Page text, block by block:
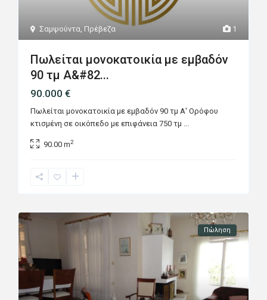
1
Σαμψούντα, Πρέβεζα
Πωλείται μονοκατοικία με εμβαδόν
90 τμ Α&#82...
90.000 €
Πωλείται μονοκατοικία με εμβαδόν 90 τμ Α' Ορόφου
κτισμένη σε οικόπεδο με επιφάνεια 750 τμ ...
90.00 m2
Πώληση